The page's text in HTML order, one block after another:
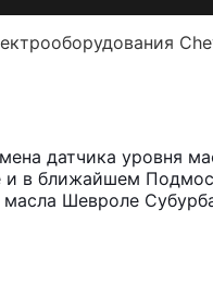
датчика уровня
в ближайшем
Шевроле